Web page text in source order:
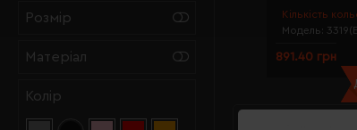
Розмір
Матеріал
Колір
Кількість
Модель:
891.40 грн